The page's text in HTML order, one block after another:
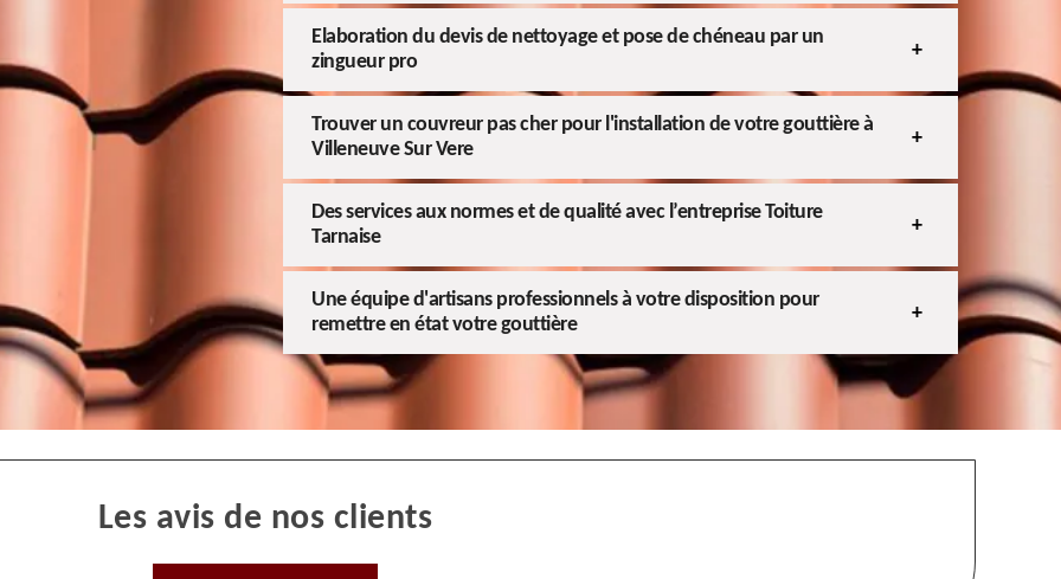
Elaboration du devis de nettoyage et pose de chéneau par un
zingueur pro
Trouver un couvreur pas cher pour l'installation de votre gouttière à
Villeneuve Sur Vere
Des services aux normes et de qualité avec l’entreprise Toiture
Tarnaise
Une équipe d'artisans professionnels à votre disposition pour
remettre en état votre gouttière
Les avis de nos clients